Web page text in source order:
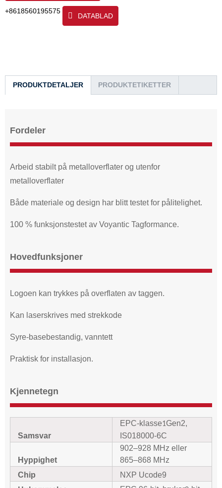
+8618560195575
DATABLAD
PRODUKTDETALJER PRODUKTETIKETTER
Fordeler
Arbeid stabilt på metalloverflater og utenfor
metalloverflater
Både materiale og design har blitt testet for pålitelighet.
100 % funksjonstestet av Voyantic Tagformance.
Hovedfunksjoner
Logoen kan trykkes på overflaten av taggen.
Kan laserskrives med strekkode
Syre-basebestandig, vanntett
Praktisk for installasjon.
Kjennetegn
Samsvar
EPC-klasse1Gen2,
IS018000-6C
Hyppighet
902–928 MHz eller
865–868 MHz
Chip
NXP Ucode9